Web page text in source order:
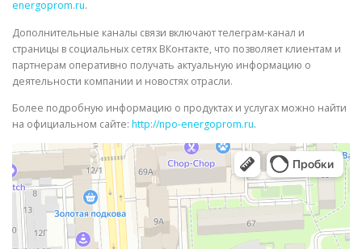
energoprom.ru.
Дополнительные каналы связи включают телеграм-канал и
страницы в социальных сетях ВКонтакте, что позволяет клиентам и
партнерам оперативно получать актуальную информацию о
деятельности компании и новостях отрасли.
Более подробную информацию о продуктах и услугах можно найти
на официальном сайте: http://npo-energoprom.ru.